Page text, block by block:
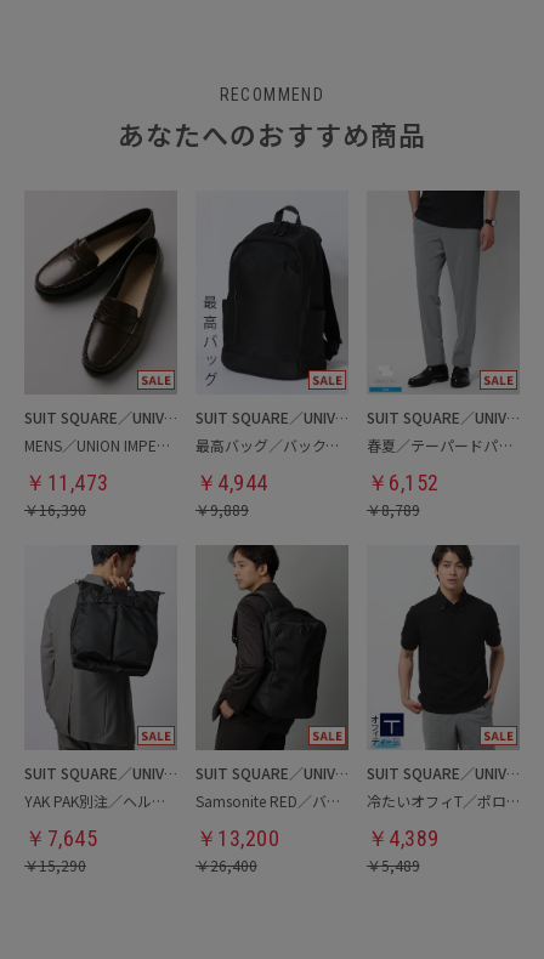
RECOMMEND
あなたへのおすすめ商品
SUIT SQUARE／UNIVERSAL LANGUAGE
MENS／UNION IMPERIAL監修／コインローファー
￥ 11,473
￥16,390
SUIT SQUARE／UNIVERSAL LANGUAGE
最高バッグ／バックパック
￥ 4,944
￥9,889
SUIT SQUARE／UNIVERSAL LANGUAGE
春夏／テーパードパンツ
￥ 6,152
￥8,789
SUIT SQUARE／UNIVERSAL LANGUAGE
YAK PAK別注／ヘルメットバッグ
￥ 7,645
￥15,290
SUIT SQUARE／UNIVERSAL LANGUAGE
Samsonite RED／バックパック
￥ 13,200
￥26,400
SUIT SQUARE／UNIVERSAL LANGUAGE
冷たいオフィT／ポロシャツ
￥ 4,389
￥5,489